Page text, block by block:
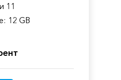
11
12 GB